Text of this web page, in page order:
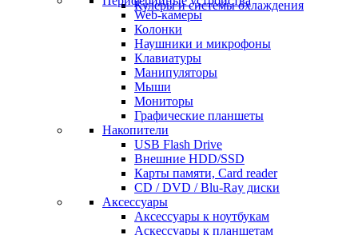
Кулеры и системы охлаждения
Web-камеры
Колонки
Наушники и микрофоны
Клавиатуры
Манипуляторы
Мыши
Мониторы
Графические планшеты
Накопители
USB Flash Drive
Внешние HDD/SSD
Карты памяти, Card reader
CD / DVD / Blu-Ray диски
Аксессуары
Аксессуары к ноутбукам
Аскессуары к планшетам